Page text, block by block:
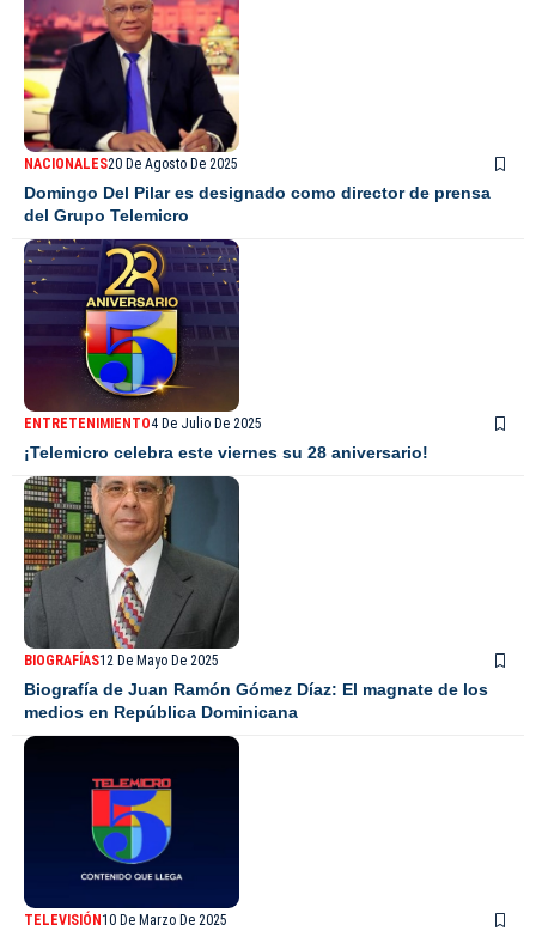
NACIONALES20 De Agosto De 2025
Domingo Del Pilar es designado como director de prensa
del Grupo Telemicro
ENTRETENIMIENTO4 De Julio De 2025
¡Telemicro celebra este viernes su 28 aniversario!
BIOGRAFÍAS12 De Mayo De 2025
Biografía de Juan Ramón Gómez Díaz: El magnate de los
medios en República Dominicana
TELEVISIÓN 10 De Marzo De 2025